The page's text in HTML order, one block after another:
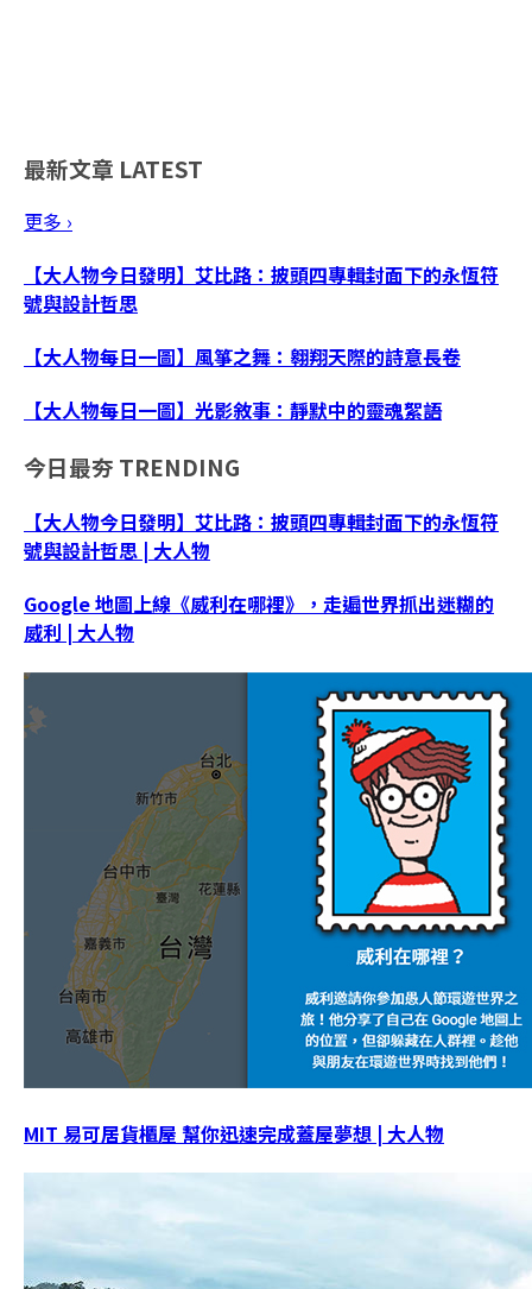
最新文章 LATEST
更多 ›
【大人物今日發明】艾比路：披頭四專輯封面下的永恆符
號與設計哲思
【大人物每日一圖】風箏之舞：翱翔天際的詩意長卷
【大人物每日一圖】光影敘事：靜默中的靈魂絮語
今日最夯 TRENDING
【大人物今日發明】艾比路：披頭四專輯封面下的永恆符
號與設計哲思 | 大人物
Google 地圖上線《威利在哪裡》，走遍世界抓出迷糊的
威利 | 大人物
MIT 易可居貨櫃屋 幫你迅速完成蓋屋夢想 | 大人物